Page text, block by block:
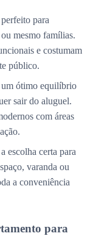
perfeito para
mesmo famílias.
e costumam
público.
um ótimo equilíbrio
sair do aluguel.
com áreas
a escolha certa para
varanda ou
a conveniência
para